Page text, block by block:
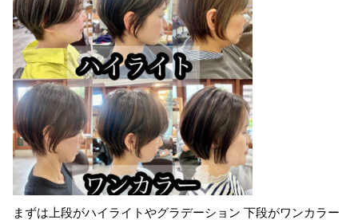
まずは上段がハイライトやグラデーション 下段がワンカラー